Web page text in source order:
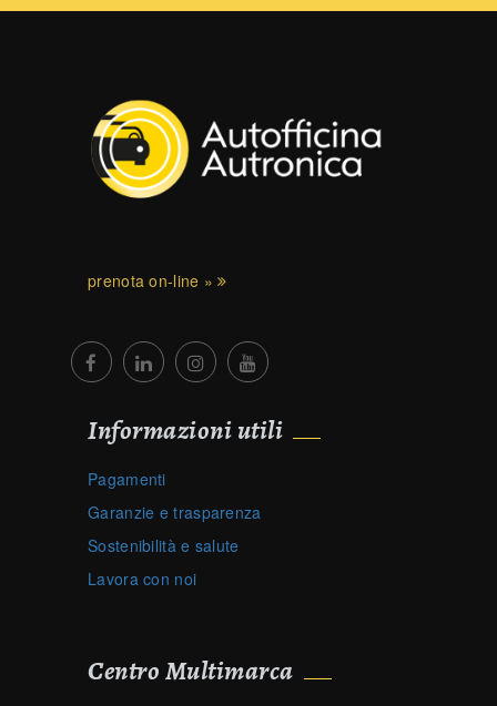
prenota on-line »
Informazioni utili
Pagamenti
Garanzie e trasparenza
Sostenibilità e salute
Lavora con noi
Centro Multimarca